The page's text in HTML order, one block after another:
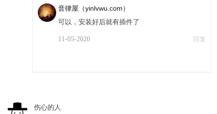
音律屋（yinlvwu.com）
可以，安装好后就有插件了
11-05-2020 回复
伤心的人